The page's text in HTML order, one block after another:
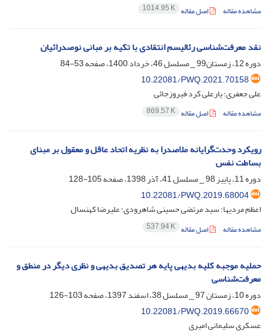
مشاهده مقاله اصل مقاله 1014.95 K
نقد معرفت‌شناسی رئالیسم انتقادی با تکیه بر مبانی نوصدرائیان
دوره 12، زمستان99 _ مسلسل 46، خرداد 1400، صفحه
53-84
10.22081/PWQ.2021.70158
علی جعفری؛ یارعلی کرد فیروزجائی
مشاهده مقاله اصل مقاله 869.57 K
رویکرد وحدت‌گرایانه ملاصدرا به نظریه اتحاد عاقل و معقول بر مبنای
بساطت نفس
دوره 11، پاییز 98 _ مسلسل 41، آذر 1398، صفحه
105-128
10.22081/PWQ.2019.68004
اعظم مردیها؛ سید مرتضی حسینی شاهرودی؛ علیرضا کهنسال
مشاهده مقاله اصل مقاله 537.94 K
حملیه موجبه کلیه بدیهی پایه هر تصدیق بدیهی و نظری دیگر در منطق و
معرفت‌شناسی
دوره 10، زمستان 97 _ مسلسل 38، اسفند 1397، صفحه
103-126
10.22081/PWQ.2019.66670
عسکری سلیمانی امیری